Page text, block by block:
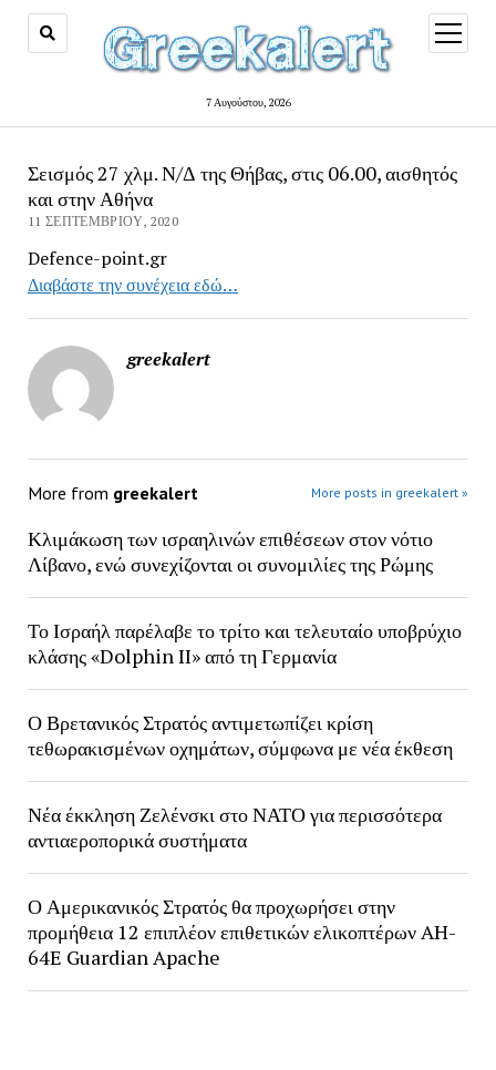
7 Αυγούστου, 2026
open
menu
Σεισμός 27 χλμ. Ν/Δ της Θήβας, στις 06.00, αισθητός
και στην Αθήνα
11 ΣΕΠΤΕΜΒΡΊΟΥ, 2020
Defence-point.gr
Διαβάστε την συνέχεια εδώ…
greekalert
More from greekalert More posts in greekalert »
Κλιμάκωση των ισραηλινών επιθέσεων στον νότιο
Λίβανο, ενώ συνεχίζονται οι συνομιλίες της Ρώμης
Το Ισραήλ παρέλαβε το τρίτο και τελευταίο υποβρύχιο
κλάσης «Dolphin II» από τη Γερμανία
Ο Βρετανικός Στρατός αντιμετωπίζει κρίση
τεθωρακισμένων οχημάτων, σύμφωνα με νέα έκθεση
Νέα έκκληση Ζελένσκι στο ΝΑΤΟ για περισσότερα
αντιαεροπορικά συστήματα
Ο Αμερικανικός Στρατός θα προχωρήσει στην
προμήθεια 12 επιπλέον επιθετικών ελικοπτέρων AH-
64E Guardian Apache